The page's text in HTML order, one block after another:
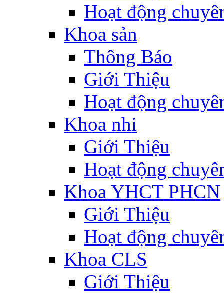
Hoạt động
Khoa sản
Thông Báo
Giới Thiệu
Hoạt động
Khoa nhi
Giới Thiệu
Hoạt động
Khoa YHCT PHCN
Giới Thiệu
Hoạt động
Khoa CLS
Giới Thiệu